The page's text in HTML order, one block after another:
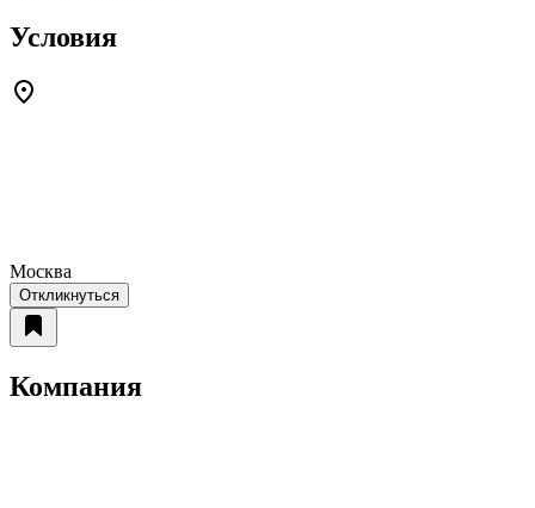
Условия
Москва
Откликнуться
Компания